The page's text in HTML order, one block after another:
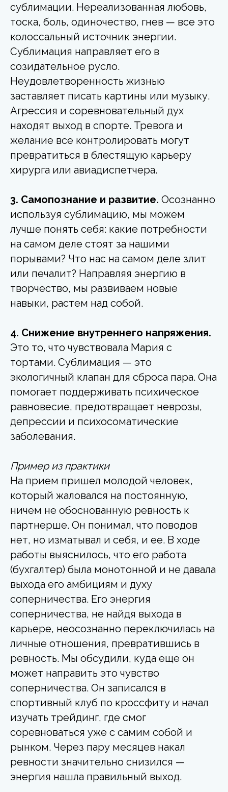
сублимации. Нереализованная любовь,
тоска, боль, одиночество, гнев — все это
колоссальный источник энергии.
Сублимация направляет его в
созидательное русло.
Неудовлетворенность жизнью
заставляет писать картины или музыку.
Агрессия и соревновательный дух
находят выход в спорте. Тревога и
желание все контролировать могут
превратиться в блестящую карьеру
хирурга или авиадиспетчера.
3. Самопознание и развитие. Осознанно
используя сублимацию, мы можем
лучше понять себя: какие потребности
на самом деле стоят за нашими
порывами? Что нас на самом деле злит
или печалит? Направляя энергию в
творчество, мы развиваем новые
навыки, растем над собой.
4. Снижение внутреннего напряжения.
Это то, что чувствовала Мария с
тортами. Сублимация — это
экологичный клапан для сброса пара. Она
помогает поддерживать психическое
равновесие, предотвращает неврозы,
депрессии и психосоматические
заболевания.
Пример из практики
На прием пришел молодой человек,
который жаловался на постоянную,
ничем не обоснованную ревность к
партнерше. Он понимал, что поводов
нет, но изматывал и себя, и ее. В ходе
работы выяснилось, что его работа
(бухгалтер) была монотонной и не давала
выхода его амбициям и духу
соперничества. Его энергия
соперничества, не найдя выхода в
карьере, неосознанно переключилась на
личные отношения, превратившись в
ревность. Мы обсудили, куда еще он
может направить это чувство
соперничества. Он записался в
спортивный клуб по кроссфиту и начал
изучать трейдинг, где смог
соревноваться уже с самим собой и
рынком. Через пару месяцев накал
ревности значительно снизился —
энергия нашла правильный выход.